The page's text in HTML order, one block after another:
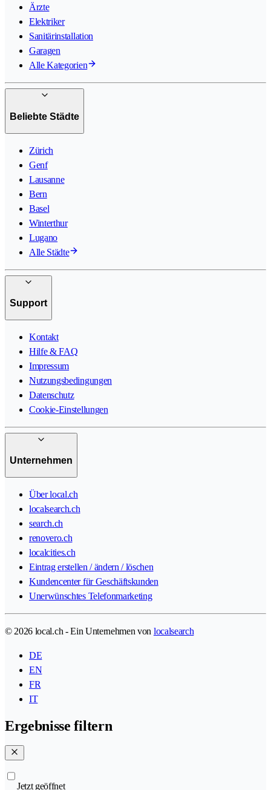
Ärzte
Elektriker
Sanitärinstallation
Garagen
Alle Kategorien
Beliebte Städte
Zürich
Genf
Lausanne
Bern
Basel
Winterthur
Lugano
Alle Städte
Support
Kontakt
Hilfe & FAQ
Impressum
Nutzungsbedingungen
Datenschutz
Cookie-Einstellungen
Unternehmen
Über local.ch
localsearch.ch
search.ch
renovero.ch
localcities.ch
Eintrag erstellen / ändern / löschen
Kundencenter für Geschäftskunden
Unerwünschtes Telefonmarketing
© 2026 local.ch - Ein Unternehmen von localsearch
DE
EN
FR
IT
Ergebnisse filtern
Jetzt geöffnet